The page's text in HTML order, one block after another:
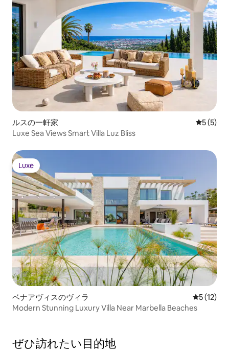
ルスの一軒家 レビュー
5 (5)
Luxe Sea Views Smart Villa Luz Bliss
Luxe
Luxe
ベナアヴィスのヴィラ レビュー
5 (12)
Modern Stunning Luxury Villa Near Marbella Beaches
ぜひ訪⁠れ⁠た⁠い目⁠的⁠地